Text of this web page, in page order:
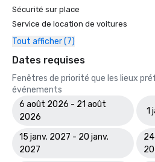
Sécurité sur place
Service de location de voitures
Tout afficher (7)
Dates requises
Fenêtres de priorité que les lieux
événements
6 août 2026 - 21 août
2026
1
15 janv. 2027 - 20 janv.
2027